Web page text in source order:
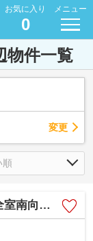
お気に入り
0
メニュー
物件一覧
変更
向き★